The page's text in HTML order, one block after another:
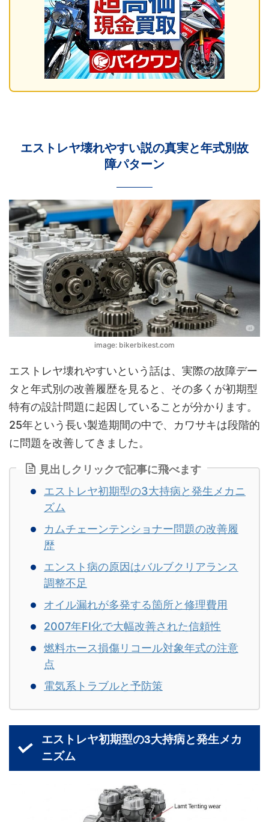
エストレヤ壊れやすい説の真実と年式別故
障パターン
image: bikerbikest.com
エストレヤ壊れやすいという話は、実際の故障デー
タと年式別の改善履歴を見ると、その多くが初期型
特有の設計問題に起因していることが分かります。
25年という長い製造期間の中で、カワサキは段階的
に問題を改善してきました。
見出しクリックで記事に飛べます
エストレヤ初期型の3大持病と発生メカニ
ズム
カムチェーンテンショナー問題の改善履
歴
エンスト病の原因はバルブクリアランス
調整不足
オイル漏れが多発する箇所と修理費用
2007年FI化で大幅改善された信頼性
燃料ホース損傷リコール対象年式の注意
点
電気系トラブルと予防策
エストレヤ初期型の3大持病と発生メカ
ニズム